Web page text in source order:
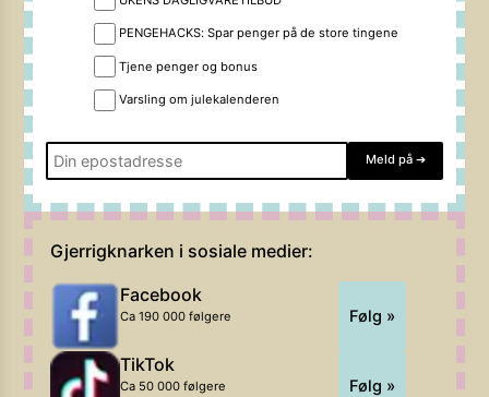
PENGEHACKS: Spar penger på de store tingene
Tjene penger og bonus
Varsling om julekalenderen
Meld på ➔
Gjerrigknarken i sosiale medier:
Facebook
Ca 190 000 følgere Følg »
TikTok
Ca 50 000 følgere Følg »